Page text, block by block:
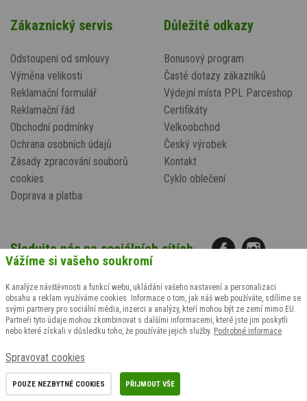
Zákaznický servis
Odstoupení od smlouvy
Výměna velikosti
Reklamační formulář
Reklamační řád
Obchodní podmínky
Ochrana osobních údajů
Zásady zpracování souborů
cookies
Doprava a platba
Důležité odkazy
Bonusový program
Časté dotazy zákazníků
Výdejní místa PPL Parceshop
Certifikáty
Velkoobchod
Český výrobek
Kontakt
Cyklo oblečení
Sledujte nás na sociálních sítích
Potřebujete poradit?
Zavolejte +420608 847 767 (Po-Pá: 9-14 hod.)
Vážíme si vašeho soukromí
K analýze návštěvnosti a funkcí webu, ukládání vašeho nastavení a personalizaci
obsahu a reklam využíváme cookies. Informace o tom, jak náš web používáte, sdílíme se
svými partnery pro sociální média, inzerci a analýzy, kteří mohou být ze zemí mimo EU.
Partneři tyto údaje mohou zkombinovat s dalšími informacemi, které jste jim poskytli
nebo které získali v důsledku toho, že používáte jejich služby. Podrobné informace
Spravovat cookies
POUZE NEZBYTNÉ COOKIES PŘIJMOUT VŠE